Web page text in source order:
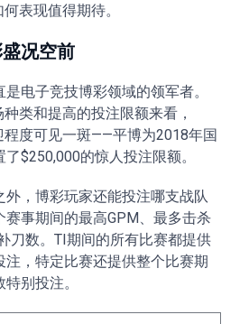
表现值得期待。
况空前
电子竞技博彩领域的领军者。
类和提高的投注限额来看，
程度可见一斑——平博为2018年国
$250,000的惊人投注限额。
外，博彩玩家还能投注哪支战队
赛事期间的最高GPM、最多击杀
刀数。TI期间的所有比赛都提供
注，特定比赛还提供整个比赛期
别投注。